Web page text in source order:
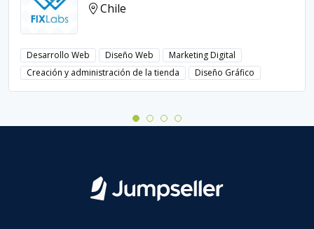
Chile
Desarrollo Web Diseño Web
Marketing Digital
Creación y administración de la tienda
Diseño Gráfico